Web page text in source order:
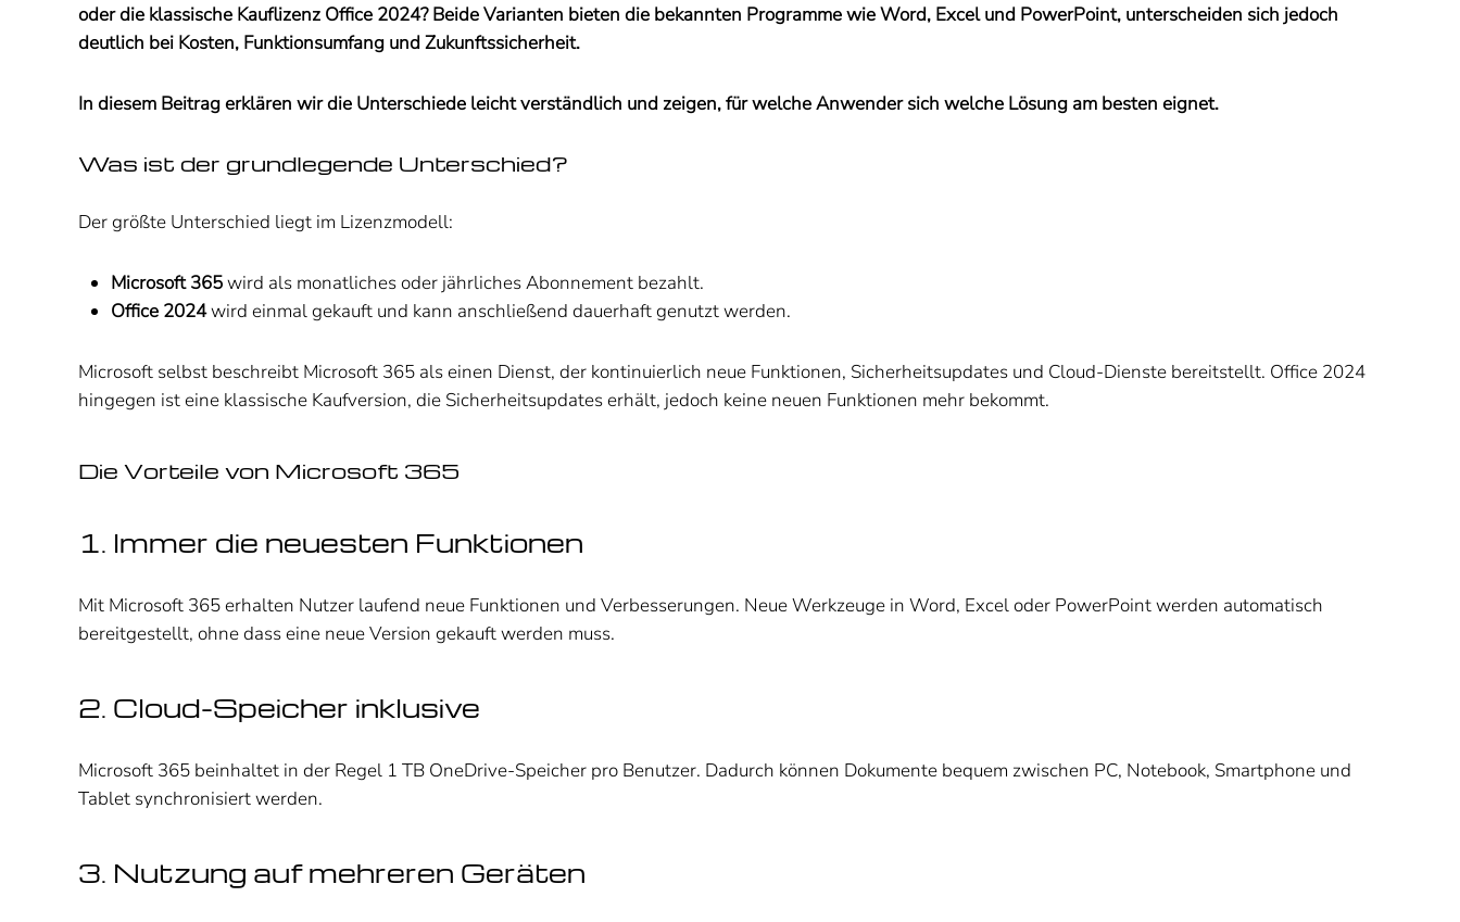
oder die klassische Kauflizenz Office 2024? Beide Varianten bieten die bekannten Programme wie Word, Excel und PowerPoint, unterscheiden sich jedoch
deutlich bei Kosten, Funktionsumfang und Zukunftssicherheit.
In diesem Beitrag erklären wir die Unterschiede leicht verständlich und zeigen, für welche Anwender sich welche Lösung am besten eignet.
Was ist der grundlegende Unterschied?
Der größte Unterschied liegt im Lizenzmodell:
Microsoft 365wird als monatliches oder jährliches Abonnement bezahlt.
Office 2024wird einmal gekauft und kann anschließend dauerhaft genutzt werden.
Microsoft selbst beschreibt Microsoft 365 als einen Dienst, der kontinuierlich neue Funktionen, Sicherheitsupdates und Cloud-Dienste bereitstellt. Office 2024
hingegen ist eine klassische Kaufversion, die Sicherheitsupdates erhält, jedoch keine neuen Funktionen mehr bekommt.
Die Vorteile von Microsoft 365
1. Immer die neuesten Funktionen
Mit Microsoft 365 erhalten Nutzer laufend neue Funktionen und Verbesserungen. Neue Werkzeuge in Word, Excel oder PowerPoint werden automatisch
bereitgestellt, ohne dass eine neue Version gekauft werden muss.
2. Cloud-Speicher inklusive
Microsoft 365 beinhaltet in der Regel 1 TB OneDrive-Speicher pro Benutzer. Dadurch können Dokumente bequem zwischen PC, Notebook, Smartphone und
Tablet synchronisiert werden.
3. Nutzung auf mehreren Geräten